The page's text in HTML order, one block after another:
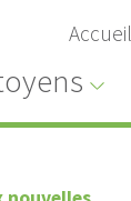
Accueil